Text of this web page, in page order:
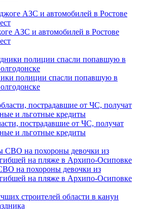
АЗС и автомобилей в Ростове
полиции спасли попавшую в
пострадавшие от ЧС, получат
и льготные кредиты
на похороны девочки из
на пляже в Архипо-Осиповке